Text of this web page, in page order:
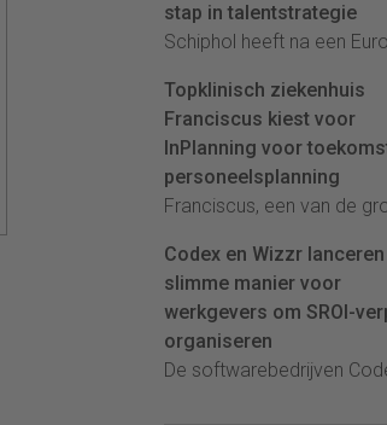
stap in talentstrategie
Schiphol heeft na een
Topklinisch ziekenhuis
Franciscus kiest voor
InPlanning voor
personeelsplanning
Franciscus, een van de
Codex en Wizzr lanceren
slimme manier voor
werkgevers om SROI-
organiseren
De softwarebedrijven